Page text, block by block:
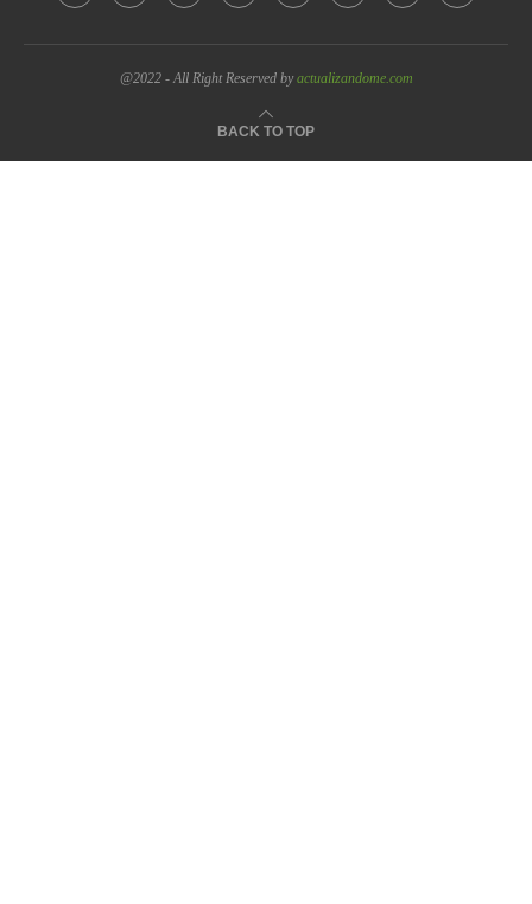
@2022 - All Right Reserved byactualizandome.com
BACK TO TOP